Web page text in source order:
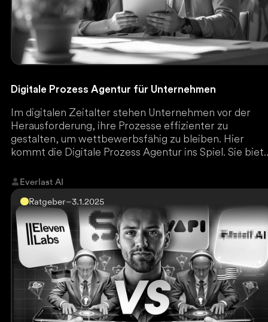
Digitale Prozess Agentur für Unternehmen
Im digitalen Zeitalter stehen Unternehmen vor der
Herausforderung, ihre Prozesse effizienter zu
gestalten, um wettbewerbsfähig zu bleiben. Hier
kommt die Digitale Prozess Agentur ins Spiel. Sie
Abläufe zu optimieren, zu automatisieren und
zukunftssicher zu machen.
Everlast AI
Ratgeber–3.1.2025